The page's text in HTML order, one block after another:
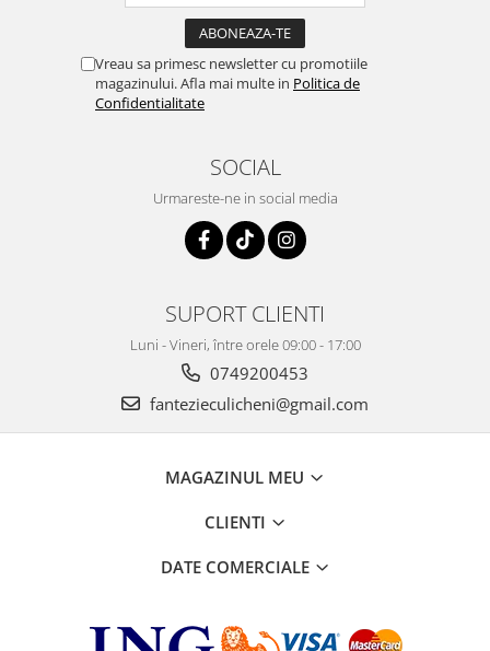
Vreau sa primesc newsletter cu promotiile
magazinului. Afla mai multe in Politica de
Confidentialitate
SOCIAL
Urmareste-ne in social media
SUPORT CLIENTI
Luni - Vineri, între orele 09:00 - 17:00
0749200453
fantezieculicheni@gmail.com
MAGAZINUL MEU
CLIENTI
DATE COMERCIALE